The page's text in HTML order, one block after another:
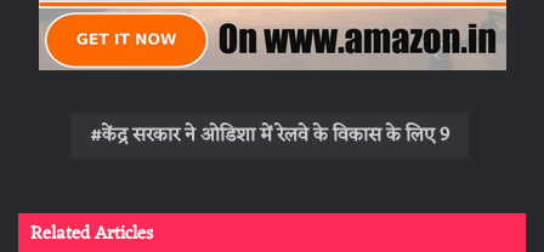
केंद्र सरकार ने ओडिशा में रेलवे के विकास के लिए 9
Related Articles